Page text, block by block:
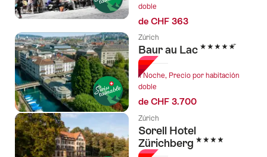
doble
de CHF 363
Zúrich
Baur au Lac 5 Estrellas
1 Noche, Precio por habitación
doble
de CHF 3.700
Zúrich
Sorell Hotel
Zürichberg 4 Estrellas